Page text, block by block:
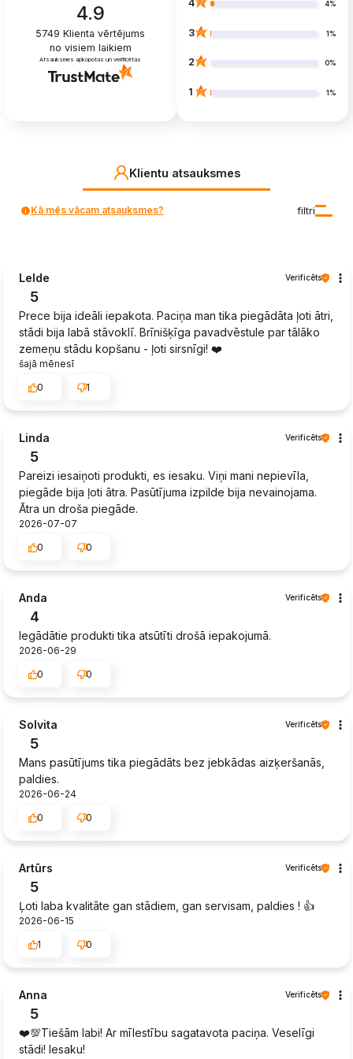
4.9
5749 Klienta vērtējums
no visiem laikiem
Atsauksmes apkopotas un verificētas
4 4%
3 1%
2 0%
1 1%
Klientu atsauksmes
filtri
Kā mēs vācam atsauksmes?
Lelde Verificēts
5
Prece bija ideāli iepakota. Paciņa man tika piegādāta ļoti ātri,
stādi bija labā stāvoklī. Brīnišķīga pavadvēstule par tālāko
zemeņu stādu kopšanu - ļoti sirsnīgi! ❤️
šajā mēnesī
0
1
Linda Verificēts
5
Pareizi iesaiņoti produkti, es iesaku. Viņi mani nepievīla,
piegāde bija ļoti ātra. Pasūtījuma izpilde bija nevainojama.
Ātra un droša piegāde.
2026-07-07
0
0
Anda Verificēts
4
Iegādātie produkti tika atsūtīti drošā iepakojumā.
2026-06-29
0
0
Solvita Verificēts
5
Mans pasūtījums tika piegādāts bez jebkādas aizķeršanās,
paldies.
2026-06-24
0
0
Artūrs Verificēts
5
Ļoti laba kvalitāte gan stādiem, gan servisam, paldies ! 👍️
2026-06-15
1
0
Anna Verificēts
5
❤️💯Tiešām labi! Ar mīlestību sagatavota paciņa. Veselīgi
stādi! Iesaku!